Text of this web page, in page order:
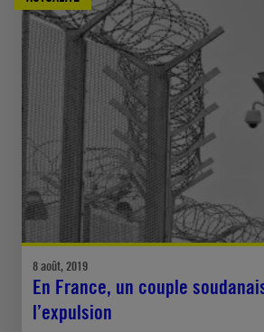
8 août, 2019
En France, un couple
l’expulsion